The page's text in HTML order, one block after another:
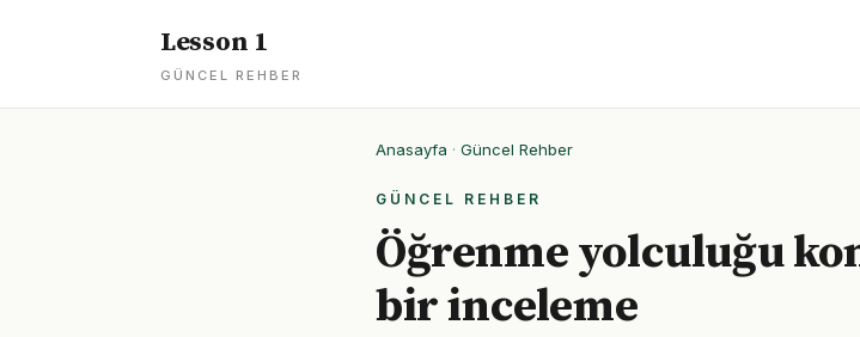
Lesson 1
GÜNCEL REHBER
Anasayfa · Güncel Rehber
GÜNCEL REHBER
Öğrenme yolculuğu
bir inceleme